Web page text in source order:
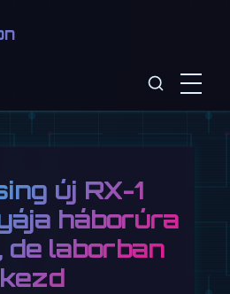
új RX-1
háborúra
de laborban
kezd